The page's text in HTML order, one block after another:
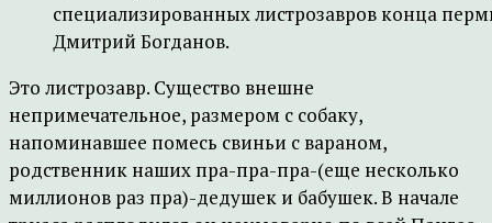
специализированных листрозавров конца
Дмитрий Богданов.
Это листрозавр. Существо внешне
непримечательное, размером с собаку,
напоминавшее помесь свиньи с вараном,
родственник наших пра-пра-пра-(еще несколько
миллионов раз пра)-дедушек и бабушек. В начале